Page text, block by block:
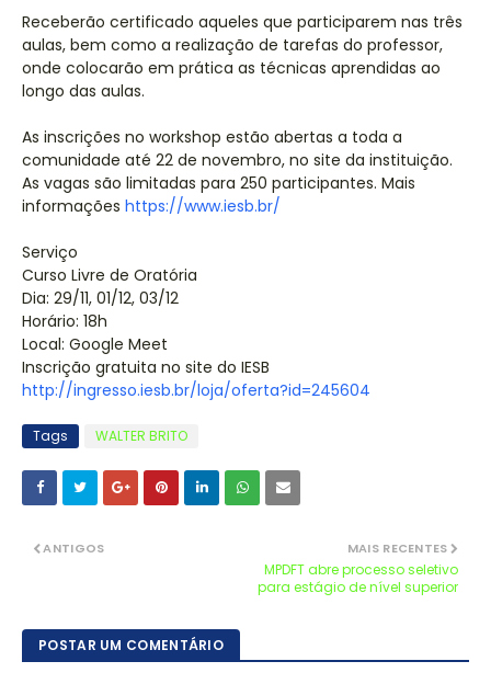
Receberão certificado aqueles que participarem nas três
aulas, bem como a realização de tarefas do professor,
onde colocarão em prática as técnicas aprendidas ao
longo das aulas.
As inscrições no workshop estão abertas a toda a
comunidade até 22 de novembro, no site da instituição.
As vagas são limitadas para 250 participantes. Mais
informações https://www.iesb.br/
Serviço
Curso Livre de Oratória
Dia: 29/11, 01/12, 03/12
Horário: 18h
Local: Google Meet
Inscrição gratuita no site do IESB
http://ingresso.iesb.br/loja/oferta?id=245604
Tags WALTER BRITO
MAIS RECENTES
MPDFT abre processo seletivo
para estágio de nível superior
ANTIGOS
POSTAR UM COMENTÁRIO